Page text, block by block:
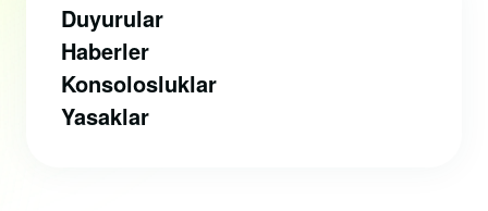
Duyurular
Haberler
Konsolosluklar
Yasaklar